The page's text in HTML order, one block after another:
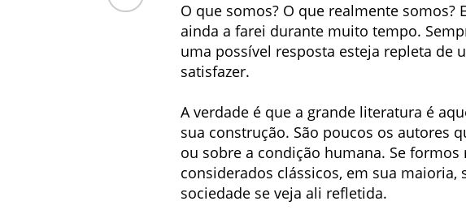
O que somos? O que realmente
ainda a farei durante muito tempo.
uma possível resposta esteja repleta de
satisfazer.
A verdade é que a grande literatura é
sua construção. São poucos os autores
ou sobre a condição humana. Se
considerados clássicos, em sua
sociedade se veja ali refletida.